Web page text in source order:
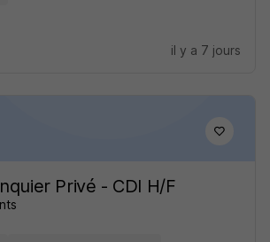
il y a 7 jours
Privé - CDI H/F